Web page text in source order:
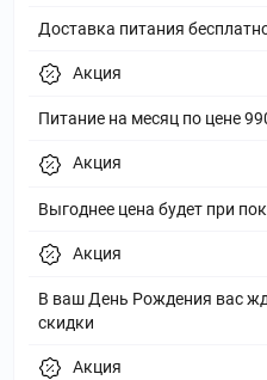
Доставка питания
Акция
Питание на месяц по цене
Акция
Выгоднее цена будет при
Акция
В ваш День Рождения вас
скидки
Акция